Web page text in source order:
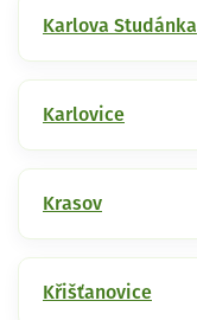
Karlova Studánka
Karlovice
Krasov
Křišťanovice